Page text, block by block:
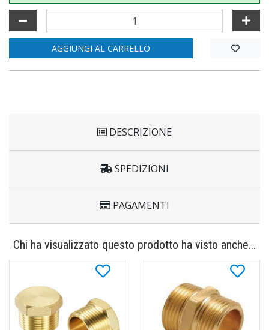
AGGIUNGI AL CARRELLO
DESCRIZIONE
SPEDIZIONI
PAGAMENTI
Chi ha visualizzato questo prodotto ha visto anche...